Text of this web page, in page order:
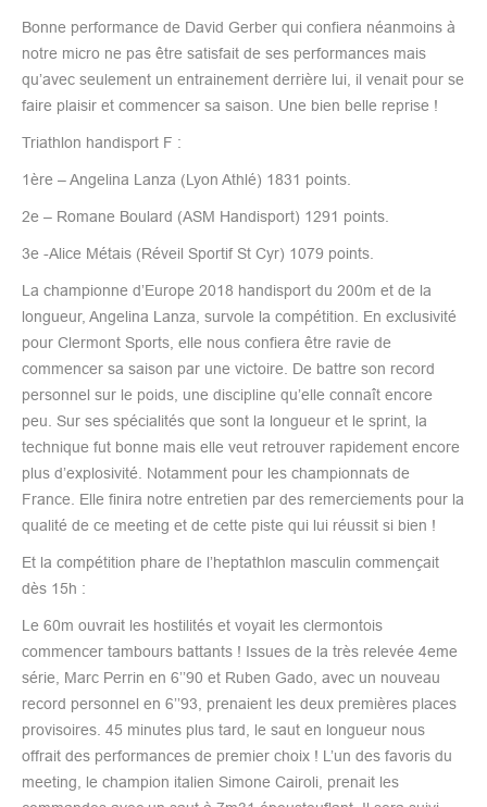
Bonne performance de David Gerber qui confiera néanmoins à
notre micro ne pas être satisfait de ses performances mais
qu’avec seulement un entrainement derrière lui, il venait pour se
faire plaisir et commencer sa saison. Une bien belle reprise !
Triathlon handisport F :
1ère – Angelina Lanza (Lyon Athlé) 1831 points.
2e – Romane Boulard (ASM Handisport) 1291 points.
3e -Alice Métais (Réveil Sportif St Cyr) 1079 points.
La championne d’Europe 2018 handisport du 200m et de la
longueur, Angelina Lanza, survole la compétition. En exclusivité
pour Clermont Sports, elle nous confiera être ravie de
commencer sa saison par une victoire. De battre son record
personnel sur le poids, une discipline qu’elle connaît encore
peu. Sur ses spécialités que sont la longueur et le sprint, la
technique fut bonne mais elle veut retrouver rapidement encore
plus d’explosivité. Notamment pour les championnats de
France. Elle finira notre entretien par des remerciements pour la
qualité de ce meeting et de cette piste qui lui réussit si bien !
Et la compétition phare de l’heptathlon masculin commençait
dès 15h :
Le 60m ouvrait les hostilités et voyait les clermontois
commencer tambours battants ! Issues de la très relevée 4eme
série, Marc Perrin en 6’’90 et Ruben Gado, avec un nouveau
record personnel en 6’’93, prenaient les deux premières places
provisoires. 45 minutes plus tard, le saut en longueur nous
offrait des performances de premier choix ! L’un des favoris du
meeting, le champion italien Simone Cairoli, prenait les